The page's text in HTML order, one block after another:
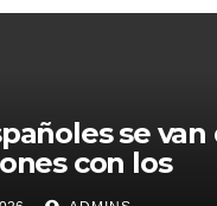
se van
con los
hasta un